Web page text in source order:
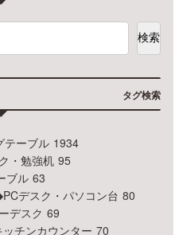
検索
タグ検索
テーブル 1934
・勉強机 95
ブル 63
PCデスク・パソコン台 80
デスク 69
ッチンカウンター 70